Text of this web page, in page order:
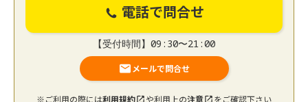
電話で問合せ
【受付時間】09:30〜21:00
メールで問合せ
※ご利用の際には利用規約 や利用上の注意 をご確認下さい